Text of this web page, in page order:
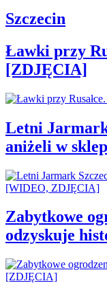
Szczecin
Ławki przy
[ZDJĘCIA]
Letni
aniżeli w
Zabytkowe
odzyskuje